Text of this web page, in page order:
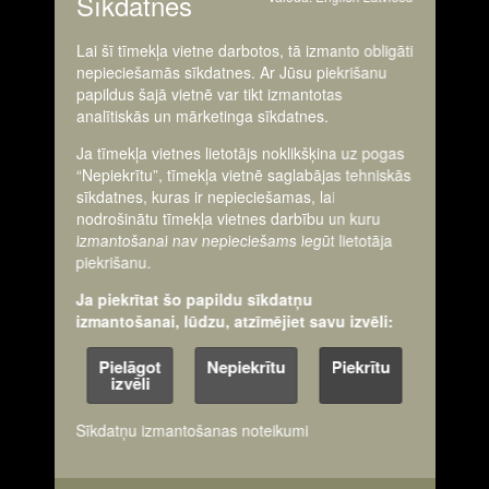
Lai šī tīmekļa vietne darbotos, tā izmanto obligāti
nepieciešamās sīkdatnes. Ar Jūsu piekrišanu
papildus šajā vietnē var tikt izmantotas
analītiskās un mārketinga sīkdatnes.
Ja tīmekļa vietnes lietotājs noklikšķina uz pogas
“Nepiekrītu”, tīmekļa vietnē saglabājas tehniskās
sīkdatnes, kuras ir nepieciešamas, lai
nodrošinātu tīmekļa vietnes darbību un kuru
izmantošanai nav nepieciešams iegūt lietotāja
piekrišanu.
Ja piekrītat šo papildu sīkdatņu
izmantošanai, lūdzu, atzīmējiet savu izvēli:
Pielāgot
izvēli
Nepiekrītu Piekrītu
Sīkdatņu izmantošanas noteikumi